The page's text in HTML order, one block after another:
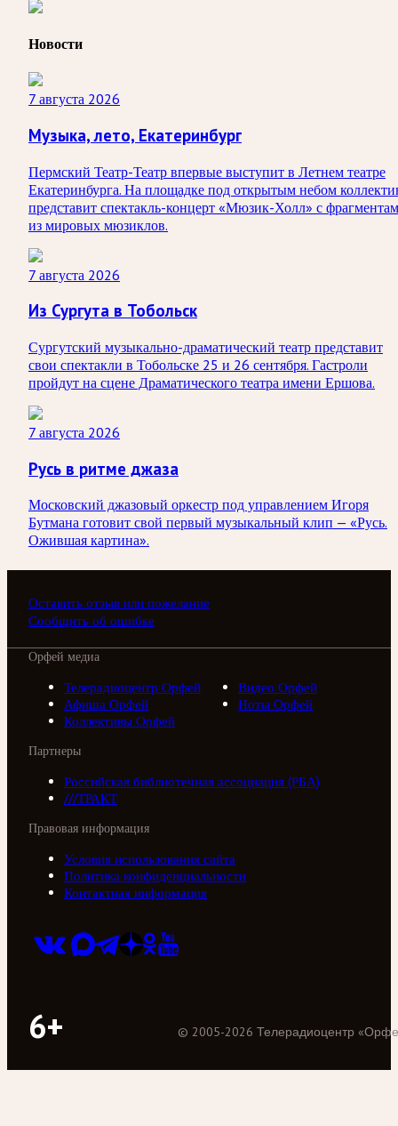
Новости
7 августа 2026
Музыка, лето, Екатеринбург
Пермский Театр-Театр впервые выступит в Летнем театре
Екатеринбурга. На площадке под открытым небом
представит спектакль-концерт «Мюзик-Холл» с
из мировых мюзиклов.
7 августа 2026
Из Сургута в Тобольск
Сургутский музыкально-драматический театр представит
свои спектакли в Тобольске 25 и 26 сентября. Гастроли
пройдут на сцене Драматического театра имени Ершова.
7 августа 2026
Русь в ритме джаза
Московский джазовый оркестр под управлением Игоря
Бутмана готовит свой первый музыкальный клип — «Русь.
Ожившая картина».
Оставить отзыв или пожелание
Сообщить об ошибке
Орфей медиа
Телерадиоцентр Орфей
Видео Орфей
Афиша Орфей
Ноты Орфей
Коллективы Орфей
Партнеры
Российская библиотечная ассоциация (РБА)
///ТРАКТ
Правовая информация
Условия использования сайта
Политика конфиденциальности
Контактная информация
6+ © 2005-2026 Телерадиоцентр